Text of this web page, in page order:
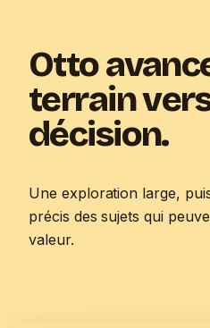
Otto
terrain
décision.
Une exploration large,
précis des sujets qui
valeur.